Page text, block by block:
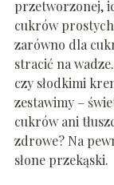
przetworzonej,
cukrów prostych
zarówno dla
stracić na
czy słodkimi
zestawimy –
cukrów ani
zdrowe? Na
słone przekąski.